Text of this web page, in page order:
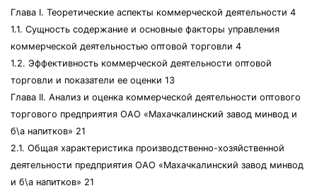
Глава I. Теоретические аспекты коммерческой деятельности 4
1.1. Сущность содержание и основные факторы управления
коммерческой деятельностью оптовой торговли 4
1.2. Эффективность коммерческой деятельности оптовой
торговли и показатели ее оценки 13
Глава II. Анализ и оценка коммерческой деятельности оптового
торгового предприятия ОАО «Махачкалинский завод минвод и
б\а напитков» 21
2.1. Общая характеристика производственно-хозяйственной
деятельности предприятия ОАО «Махачкалинский завод минвод
и б\а напитков» 21